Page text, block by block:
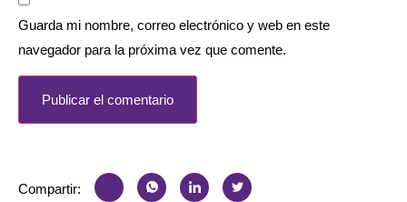
Guarda mi nombre, correo electrónico y web en este
navegador para la próxima vez que comente.
Compartir: